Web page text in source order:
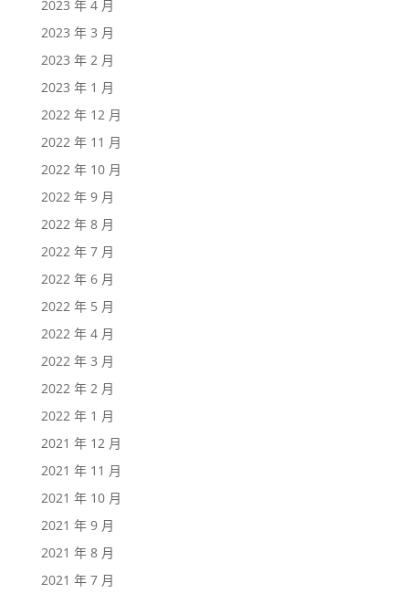
2023 年 4 月
2023 年 3 月
2023 年 2 月
2023 年 1 月
2022 年 12 月
2022 年 11 月
2022 年 10 月
2022 年 9 月
2022 年 8 月
2022 年 7 月
2022 年 6 月
2022 年 5 月
2022 年 4 月
2022 年 3 月
2022 年 2 月
2022 年 1 月
2021 年 12 月
2021 年 11 月
2021 年 10 月
2021 年 9 月
2021 年 8 月
2021 年 7 月